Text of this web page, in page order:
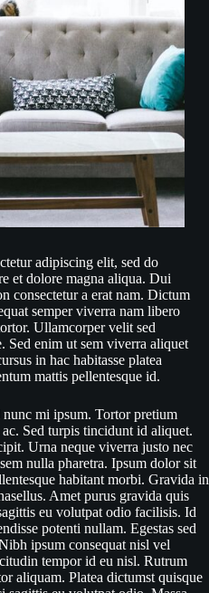
adipiscing elit, sed do
et dolore magna aliqua. Dui
consectetur a erat nam. Dictum
semper viverra nam libero
Ullamcorper velit sed
Sed enim ut sem viverra aliquet
in hac habitasse platea
mattis pellentesque id.
mi ipsum. Tortor pretium
Sed turpis tincidunt id aliquet.
Urna neque viverra justo nec
nulla pharetra. Ipsum dolor sit
habitant morbi. Gravida in
Amet purus gravida quis
eu volutpat odio facilisis. Id
potenti nullam. Egestas sed
ipsum consequat nisl vel
tempor id eu nisl. Rutrum
aliquam. Platea dictumst quisque